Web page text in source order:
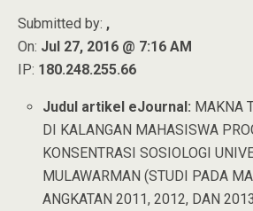
Submitted by: ,
On: Jul 27, 2016 @ 7:16 AM
IP: 180.248.255.66
Judul artikel eJournal: MAKNA
DI KALANGAN MAHASISWA
KONSENTRASI SOSIOLOGI
MULAWARMAN (STUDI PADA
ANGKATAN 2011, 2012, DAN